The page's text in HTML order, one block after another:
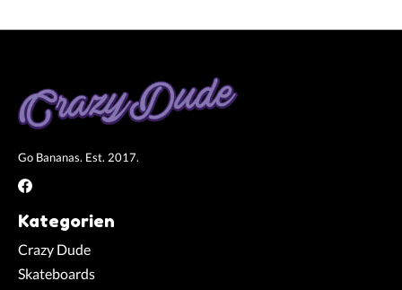
Go Bananas. Est. 2017.
Kategorien
Crazy Dude
Skateboards